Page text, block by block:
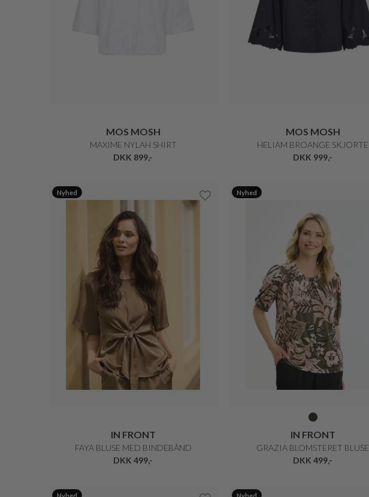
MOS MOSH
MAXIME NYLAH SHIRT
DKK 899,-
MOS MOSH
HELIAM BROANGE SKJORTE
DKK 999,-
Nyhed
IN FRONT
FAYA BLUSE MED BINDEBÅND
DKK 499,-
Nyhed
IN FRONT
GRAZIA BLOMSTERET BLUSE
DKK 499,-
Nyhed Nyhed